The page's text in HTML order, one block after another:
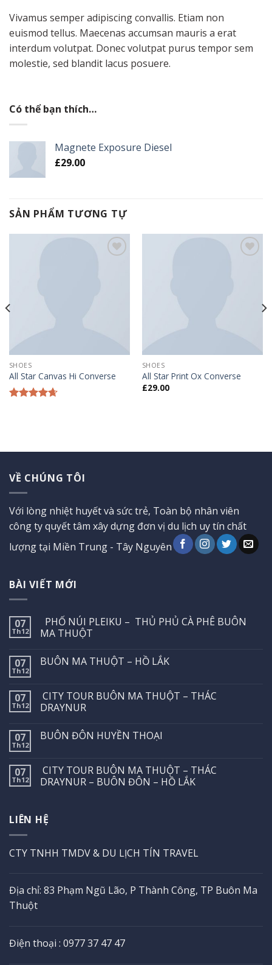
Vivamus semper adipiscing convallis. Etiam non
euismod tellus. Maecenas accumsan mauris a erat
interdum volutpat. Donec volutpat purus tempor sem
molestie, sed blandit lacus posuere.
Có thể bạn thích…
Magnete Exposure Diesel
£29.00
SẢN PHẨM TƯƠNG TỰ
SHOES
All Star Canvas Hi Converse
SHOES
All Star Print Ox Converse
£29.00
VỀ CHÚNG TÔI
Với lòng nhiệt huyết và sức trẻ, Toàn bộ nhân viên
công ty quyết tâm xây dựng đơn vị du lịch uy tín chất
lượng tại Miền Trung - Tây Nguyên
BÀI VIẾT MỚI
07
Th12
PHỐ NÚI PLEIKU – THỦ PHỦ CÀ PHÊ BUÔN
MA THUỘT
07
Th12
BUÔN MA THUỘT – HỒ LẮK
07
Th12
CITY TOUR BUÔN MA THUỘT – THÁC
DRAYNUR
07
Th12
BUÔN ĐÔN HUYỀN THOẠI
07
Th12
CITY TOUR BUÔN MA THUỘT – THÁC
DRAYNUR – BUÔN ĐÔN – HỒ LẮK
LIÊN HỆ
CTY TNHH TMDV & DU LỊCH TÍN TRAVEL
Địa chỉ: 83 Phạm Ngũ Lão, P Thành Công, TP Buôn Ma
Thuột
Điện thoại : 0977 37 47 47